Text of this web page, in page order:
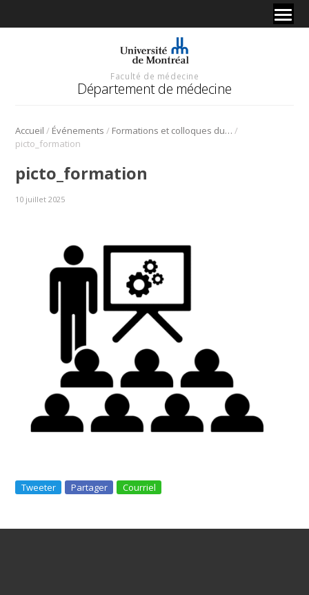
Faculté de médecine
Département de médecine
Accueil / Événements / Formations et colloques du DPC /
picto_formation
picto_formation
10 juillet 2025
Tweeter Partager Courriel